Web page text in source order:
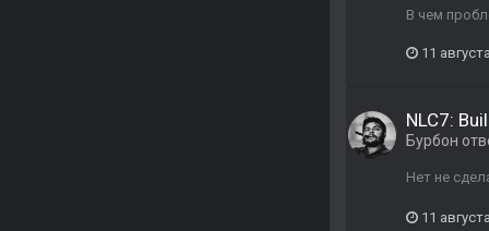
В чем
11
NLC7:
Бурбон
Нет не
11